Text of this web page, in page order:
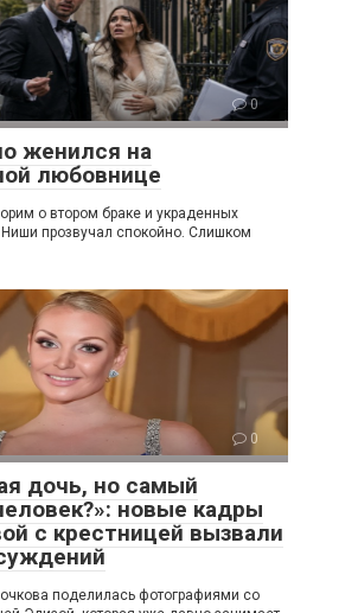
0
женился на
любовнице
о втором браке и украденных
Ниши прозвучал спокойно. Слишком
0
дочь, но самый
новые кадры
с крестницей вызвали
поделилась фотографиями со